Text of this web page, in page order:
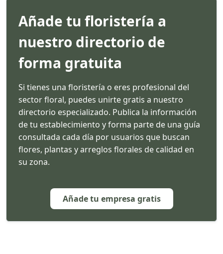
Añade tu floristería a
nuestro directorio de
forma gratuita
Si tienes una floristería o eres profesional del
sector floral, puedes unirte gratis a nuestro
directorio especializado. Publica la información
de tu establecimiento y forma parte de una guía
consultada cada día por usuarios que buscan
flores, plantas y arreglos florales de calidad en
su zona.
Añade tu empresa gratis